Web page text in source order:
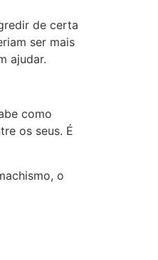
de certa
ser mais
ajudar.
como
os seus. É
o